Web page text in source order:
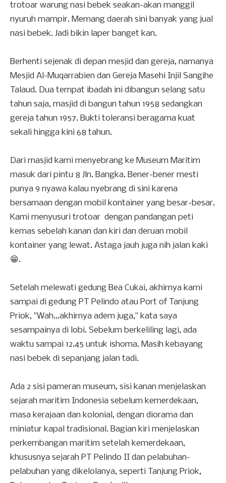
trotoar warung nasi bebek seakan-akan manggil
nyuruh mampir. Memang daerah sini banyak yang jual
nasi bebek. Jadi bikin laper banget kan.
Berhenti sejenak di depan mesjid dan gereja, namanya
Mesjid Al-Muqarrabien dan Gereja Masehi Injil Sangihe
Talaud. Dua tempat ibadah ini dibangun selang satu
tahun saja, masjid di bangun tahun 1958 sedangkan
gereja tahun 1957. Bukti toleransi beragama kuat
sekali hingga kini 68 tahun.
Dari masjid kami menyebrang ke Museum Maritim
masuk dari pintu 8 Jln. Bangka. Bener-bener mesti
punya 9 nyawa kalau nyebrang di sini karena
bersamaan dengan mobil kontainer yang besar-besar.
Kami menyusuri trotoar dengan pandangan peti
kemas sebelah kanan dan kiri dan deruan mobil
kontainer yang lewat. Astaga jauh juga nih jalan kaki
😁.
Setelah melewati gedung Bea Cukai, akhirnya kami
sampai di gedung PT Pelindo atau Port of Tanjung
Priok, "Wah...akhirnya adem juga," kata saya
sesampainya di lobi. Sebelum berkeliling lagi, ada
waktu sampai 12.45 untuk ishoma. Masih kebayang
nasi bebek di sepanjang jalan tadi.
Ada 2 sisi pameran museum, sisi kanan menjelaskan
sejarah maritim Indonesia sebelum kemerdekaan,
masa kerajaan dan kolonial, dengan diorama dan
miniatur kapal tradisional. Bagian kiri menjelaskan
perkembangan maritim setelah kemerdekaan,
khususnya sejarah PT Pelindo II dan pelabuhan-
pelabuhan yang dikelolanya, seperti Tanjung Priok,